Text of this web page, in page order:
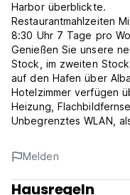
Harbor überblickte.
Restaurantmahlzeiten
8:30 Uhr 7 Tage pro
Genießen Sie unsere
Stock, im zweiten
auf den Hafen über
Hotelzimmer verfügen
Heizung,
Unbegrenztes WLAN,
Kommen Sie zu
mit Gerichten aus der
beheizten Raum im
örtlichen Biere in
Melden
Hausregeln